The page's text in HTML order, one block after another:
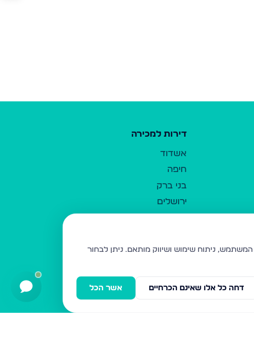
דירות למכירה
אשדוד
חיפה
בני ברק
ירושלים
בית שמש
ביתר עילית
ניתן לבחור
אשר הכל דחה כל אלו שאינם הכרחיים